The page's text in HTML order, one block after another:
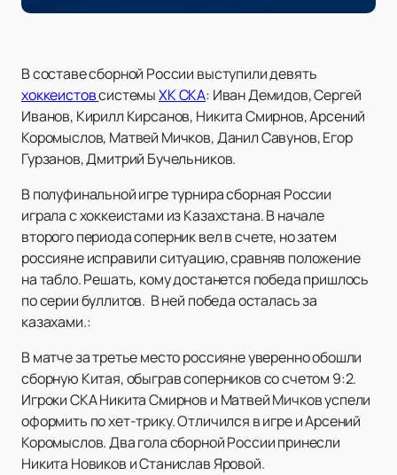
В составе сборной России выступили девять
хоккеистовсистемыХК СКА: Иван Демидов, Сергей
Иванов, Кирилл Кирсанов, Никита Смирнов, Арсений
Коромыслов, Матвей Мичков, Данил Савунов, Егор
Гурзанов, Дмитрий Бучельников.
В полуфинальной игре турнира сборная России
играла с хоккеистами из Казахстана. В начале
второго периода соперник вел в счете, но затем
россияне исправили ситуацию, сравняв положение
на табло. Решать, кому достанется победа пришлось
по серии буллитов. В ней победа осталась за
казахами.:
В матче за третье место россияне уверенно обошли
сборную Китая, обыграв соперников со счетом 9:2.
Игроки СКА Никита Смирнов и Матвей Мичков успели
оформить по хет-трику. Отличился в игре и Арсений
Коромыслов. Два гола сборной России принесли
Никита Новиков и Станислав Яровой.